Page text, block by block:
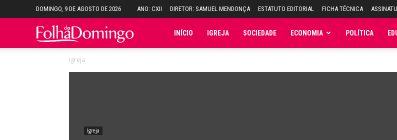
DOMINGO, 9 DE AGOSTO DE 2026 ANO: CXII DIRETOR: SAMUEL MENDONÇA ESTATUTO EDITORIAL FICHA TÉCNICA
Folha INÍCIO IGREJA SOCIEDADE ECONOMIA POLÍTICA
Igreja
Igreja